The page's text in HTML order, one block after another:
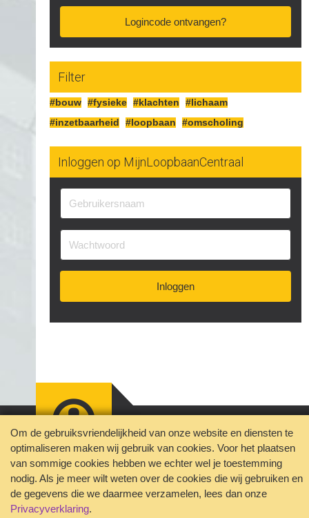
Logincode ontvangen?
Filter
#bouw #fysieke #klachten
#lichaam
#inzetbaarheid
#loopbaan #omscholing
Inloggen op MijnLoopbaanCentraal
Inloggen
Jouw privacy geborgd
Disclaimer
Contact
Veelgestelde vragen
Om de gebruiksvriendelijkheid van onze website en diensten te
optimaliseren maken wij gebruik van cookies. Voor het plaatsen
van sommige cookies hebben we echter wel je toestemming
nodig. Als je meer wilt weten over de cookies die wij gebruiken en
de gegevens die we daarmee verzamelen, lees dan onze
Privacyverklaring.